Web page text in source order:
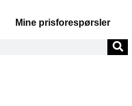
Mine prisforespørsler